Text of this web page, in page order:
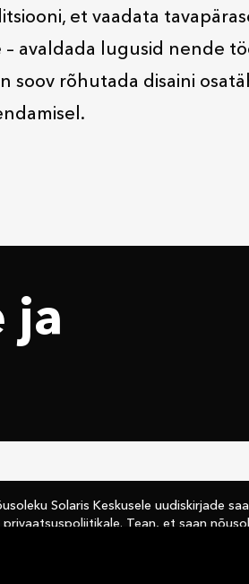
et vaadata
avaldada lugusid nende
soov rõhutada disaini
ja
Solaris Keskusele uudiskirjade
privaatsuspoliitikale. Tean, et saan
ühendust